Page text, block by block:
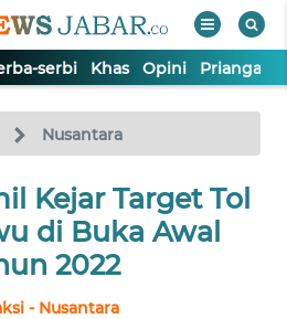
serbi Khas Opini Priangan
Nusantara
Kejar Target Tol
di Buka Awal
2022
- Nusantara